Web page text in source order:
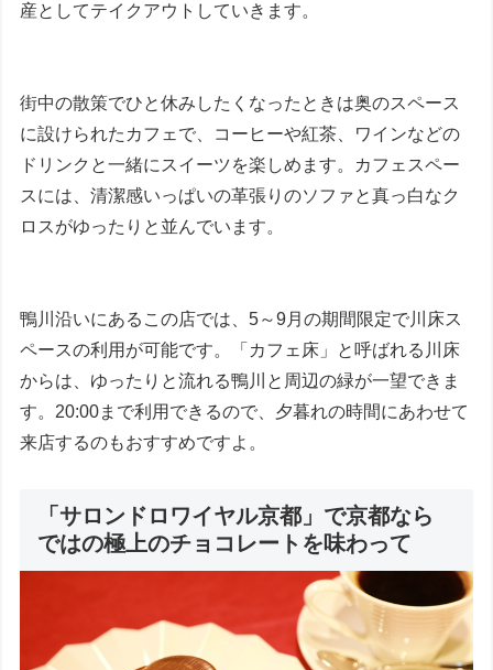
産としてテイクアウトしていきます。
街中の散策でひと休みしたくなったときは奥のスペース
に設けられたカフェで、コーヒーや紅茶、ワインなどの
ドリンクと一緒にスイーツを楽しめます。カフェスペー
スには、清潔感いっぱいの革張りのソファと真っ白なク
ロスがゆったりと並んでいます。
鴨川沿いにあるこの店では、5～9月の期間限定で川床ス
ペースの利用が可能です。「カフェ床」と呼ばれる川床
からは、ゆったりと流れる鴨川と周辺の緑が一望できま
す。20:00まで利用できるので、夕暮れの時間にあわせて
来店するのもおすすめですよ。
「サロンドロワイヤル京都」で京都なら
ではの極上のチョコレートを味わって